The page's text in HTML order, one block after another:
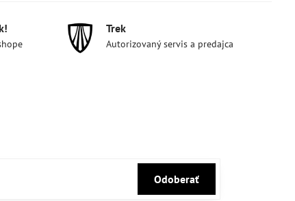
Trek
Autorizovaný servis a predajca
Odoberať